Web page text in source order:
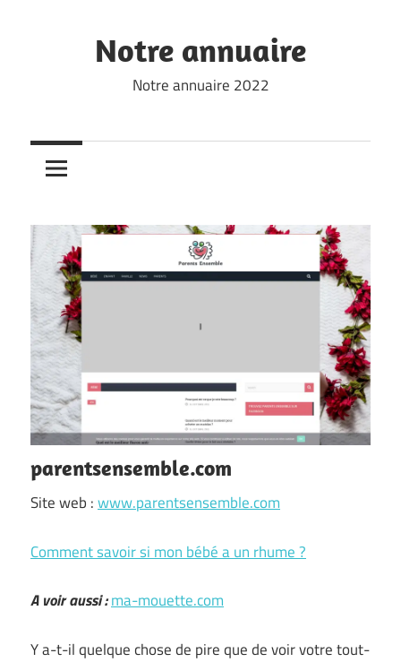
Notre annuaire
Notre annuaire 2022
parentsensemble.com
Site web :www.parentsensemble.com
Comment savoir si mon bébé a un rhume ?
A voir aussi :ma-mouette.com
Y a-t-il quelque chose de pire que de voir votre tout-